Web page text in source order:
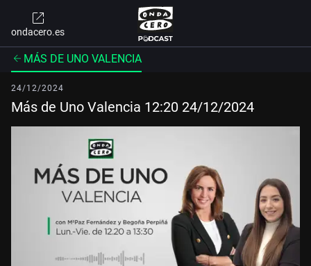
ondacero.es
MÁS DE UNO VALENCIA
24/12/2024
Más de Uno Valencia 12:20 24/12/2024